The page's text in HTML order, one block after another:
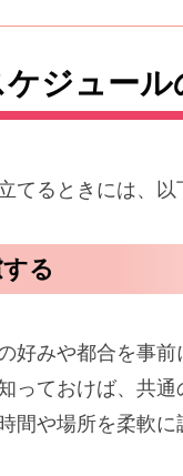
ジュール
てるときには、以
る
好みや都合を事
っておけば、共
間や場所を柔軟に